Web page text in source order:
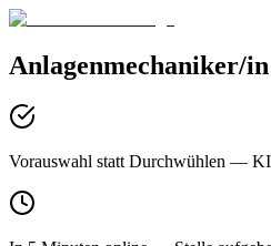
Anlagenmechaniker/in
Vorauswahl statt Durchwühlen — KI